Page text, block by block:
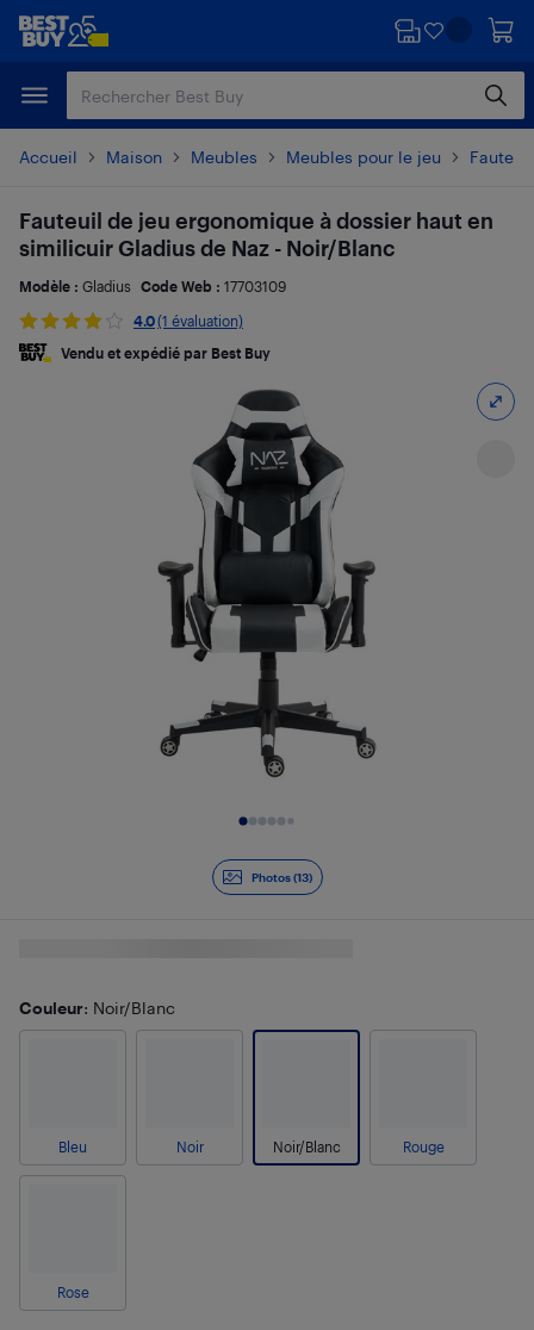
Passer
principal
Passer
Accueil Maison Meubles Meubles pour le jeu
Photos (13)
Fauteuil de jeu ergonomique à dossier haut en
similicuir Gladius de Naz - Noir/Blanc
Modèle : Gladius Code Web : 17703109
4.0(1 évaluation)
Vendu et expédié par Best Buy
Couleur: Noir/Blanc
Bleu Noir Noir/Blanc Rouge
Rose